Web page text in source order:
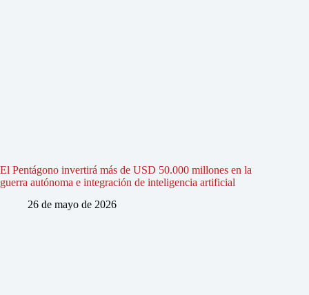
El Pentágono invertirá más de USD 50.000 millones en la
guerra autónoma e integración de inteligencia artificial
26 de mayo de 2026